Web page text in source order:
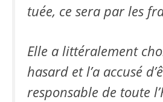
tuée, ce sera par les
Elle a littéralement
hasard et l’a accusé
responsable de toute